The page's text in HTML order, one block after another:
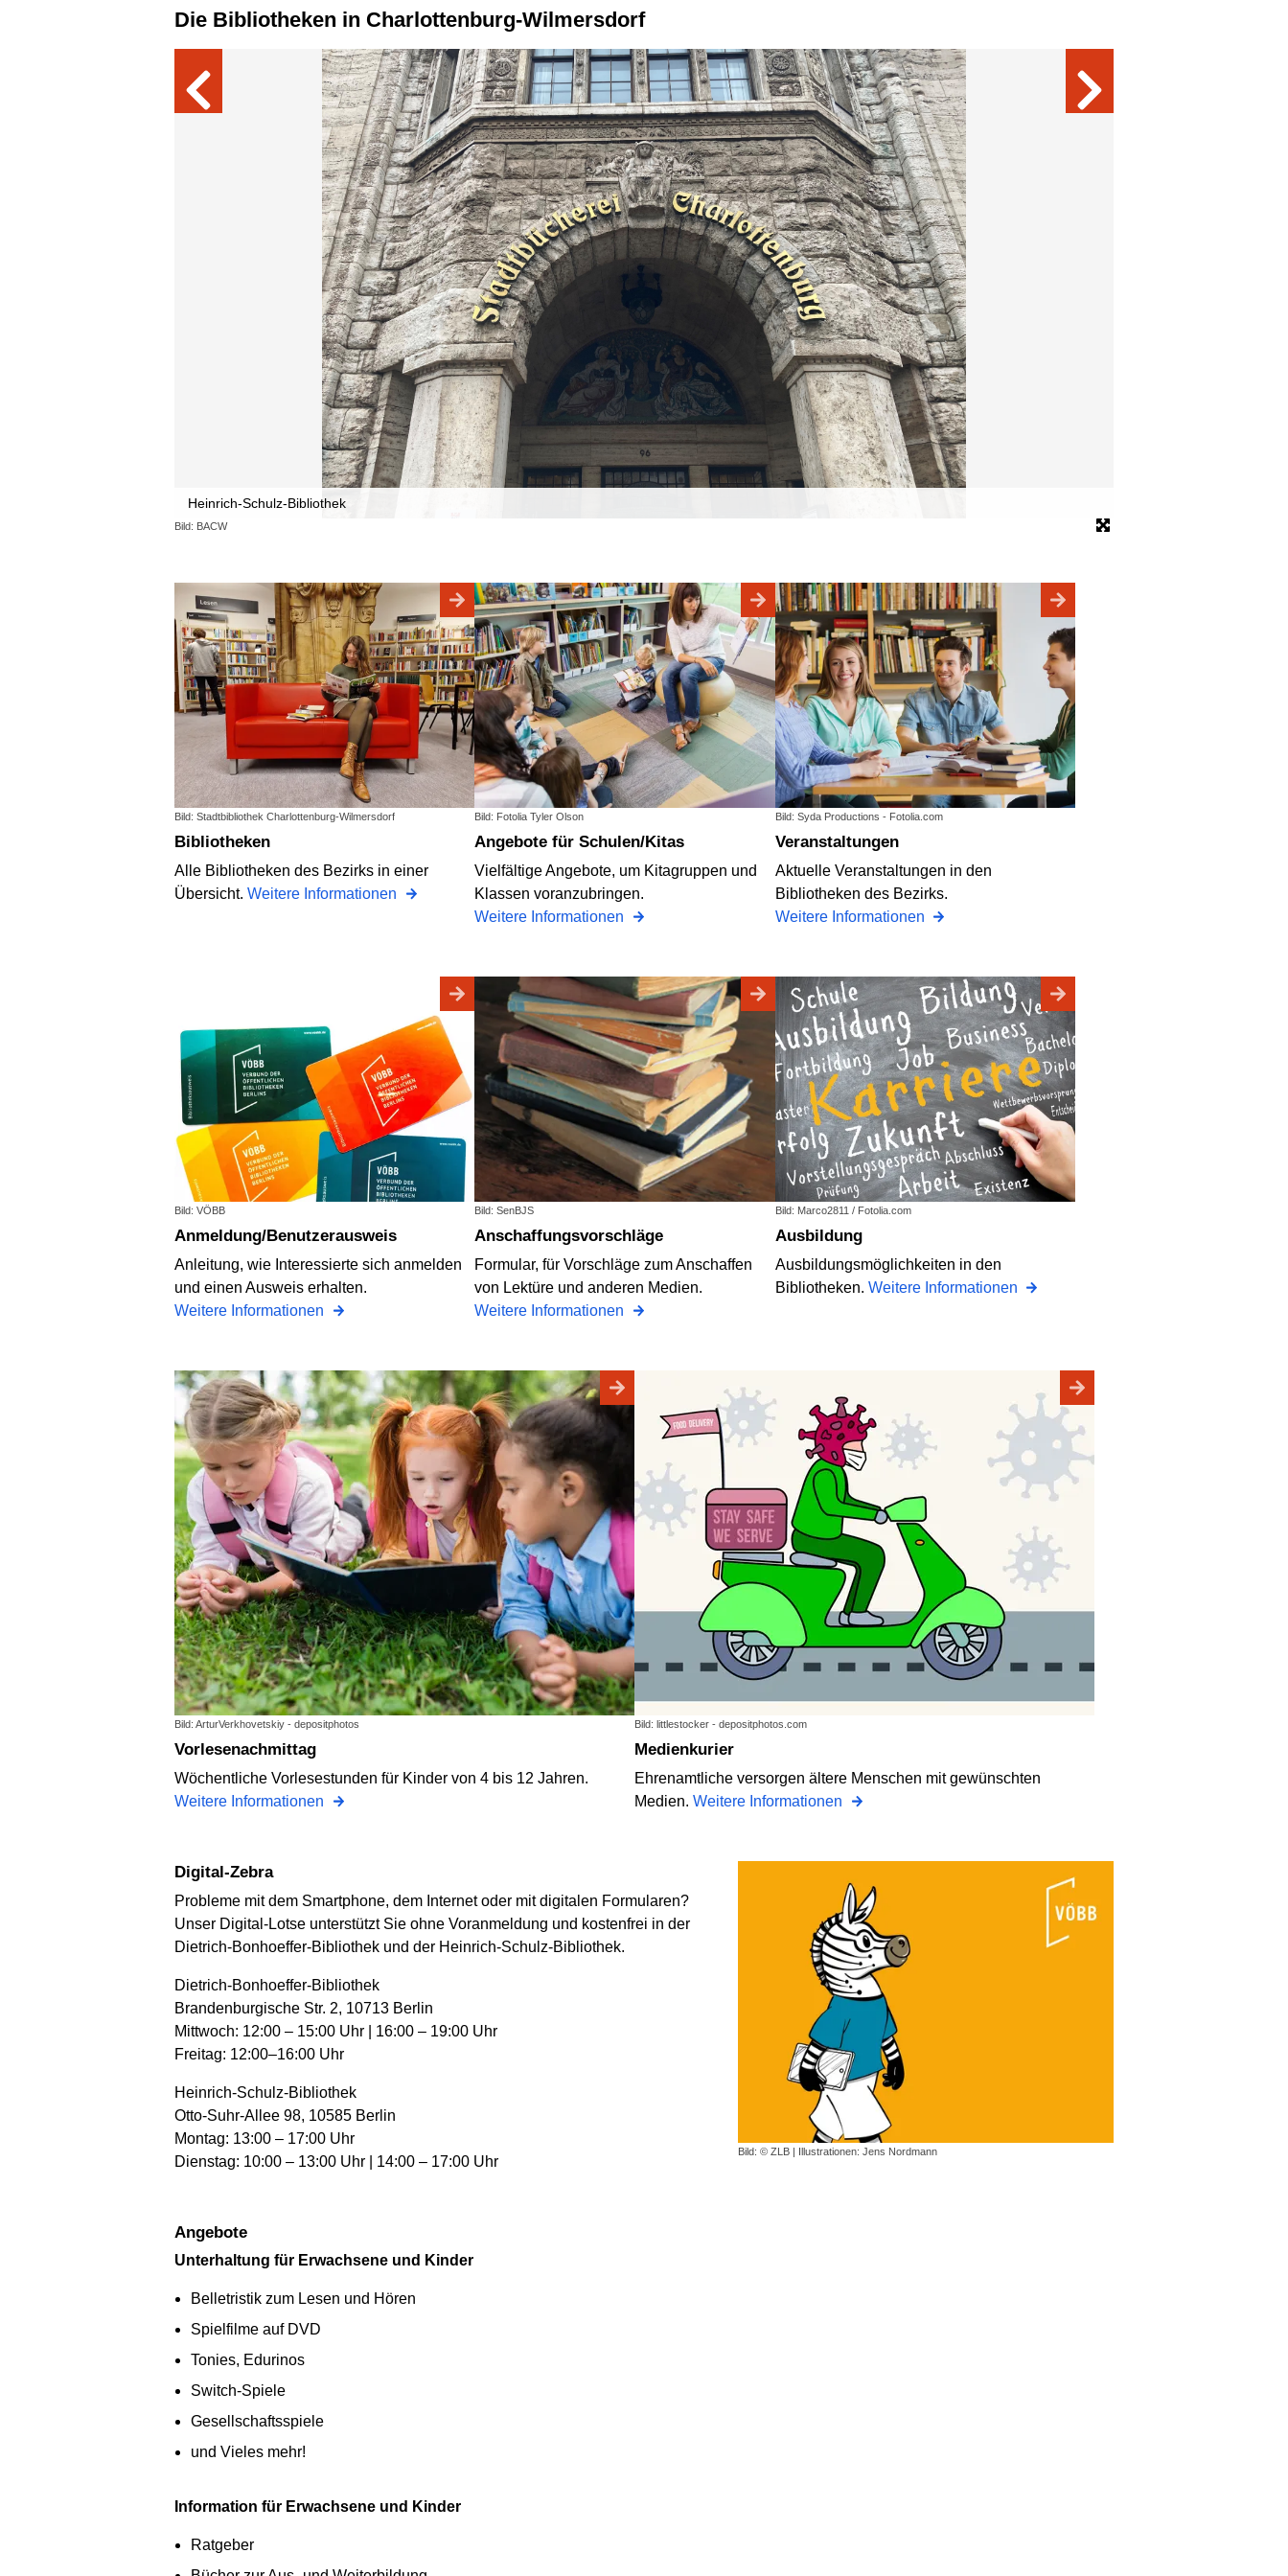
Die Bibliotheken in Charlottenburg-Wilmersdorf
Heinrich-Schulz-Bibliothek
Bild: BACW
Bild: Stadtbibliothek Charlottenburg-Wilmersdorf
Bibliotheken
Alle Bibliotheken des Bezirks in einer
Übersicht. Weitere Informationen
Bild: Fotolia Tyler Olson
Angebote für Schulen/Kitas
Vielfältige Angebote, um Kitagruppen und
Klassen voranzubringen.
Weitere Informationen
Bild: Syda Productions - Fotolia.com
Veranstaltungen
Aktuelle Veranstaltungen in den
Bibliotheken des Bezirks.
Weitere Informationen
Bild: VÖBB
Anmeldung/Benutzerausweis
Anleitung, wie Interessierte sich anmelden
und einen Ausweis erhalten.
Weitere Informationen
Bild: SenBJS
Anschaffungsvorschläge
Formular, für Vorschläge zum Anschaffen
von Lektüre und anderen Medien.
Weitere Informationen
Bild: Marco2811 / Fotolia.com
Ausbildung
Ausbildungsmöglichkeiten in den
Bibliotheken. Weitere Informationen
Bild: ArturVerkhovetskiy - depositphotos
Vorlesenachmittag
Wöchentliche Vorlesestunden für Kinder von 4 bis 12 Jahren.
Weitere Informationen
Bild: littlestocker - depositphotos.com
Medienkurier
Ehrenamtliche versorgen ältere Menschen mit gewünschten
Medien. Weitere Informationen
Bild: © ZLB | Illustrationen: Jens Nordmann
Digital-Zebra
Probleme mit dem Smartphone, dem Internet oder mit digitalen Formularen?
Unser Digital-Lotse unterstützt Sie ohne Voranmeldung und kostenfrei in der
Dietrich-Bonhoeffer-Bibliothek und der Heinrich-Schulz-Bibliothek.
Dietrich-Bonhoeffer-Bibliothek
Brandenburgische Str. 2, 10713 Berlin
Mittwoch: 12:00 – 15:00 Uhr | 16:00 – 19:00 Uhr
Freitag: 12:00–16:00 Uhr
Heinrich-Schulz-Bibliothek
Otto-Suhr-Allee 98, 10585 Berlin
Montag: 13:00 – 17:00 Uhr
Dienstag: 10:00 – 13:00 Uhr | 14:00 – 17:00 Uhr
Angebote
Unterhaltung für Erwachsene und Kinder
Belletristik zum Lesen und Hören
Spielfilme auf DVD
Tonies, Edurinos
Switch-Spiele
Gesellschaftsspiele
und Vieles mehr!
Information für Erwachsene und Kinder
Ratgeber